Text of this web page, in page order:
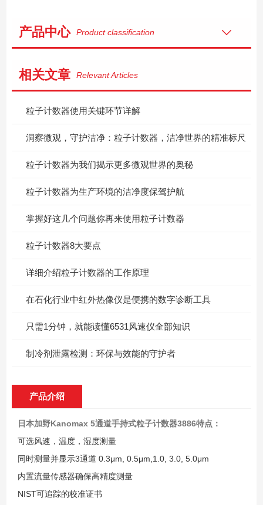
产品中心 Product classification
相关文章 Relevant Articles
粒子计数器使用关键环节详解
洞察微观，守护洁净：粒子计数器，洁净世界的精准标尺
粒子计数器为我们揭示更多微观世界的奥秘
粒子计数器为生产环境的洁净度保驾护航
掌握好这几个问题你再来使用粒子计数器
粒子计数器8大要点
详细介绍粒子计数器的工作原理
在石化行业中红外热像仪是便携的数字诊断工具
只需1分钟，就能读懂6531风速仪全部知识
制冷剂泄露检测：环保与效能的守护者
产品介绍
日本加野Kanomax 5通道手持式粒子计数器3886特点：
可选风速，温度，湿度测量
同时测量并显示3通道 0.3μm, 0.5μm,1.0, 3.0, 5.0μm
内置流量传感器确保高精度测量
NIST可追踪的校准证书